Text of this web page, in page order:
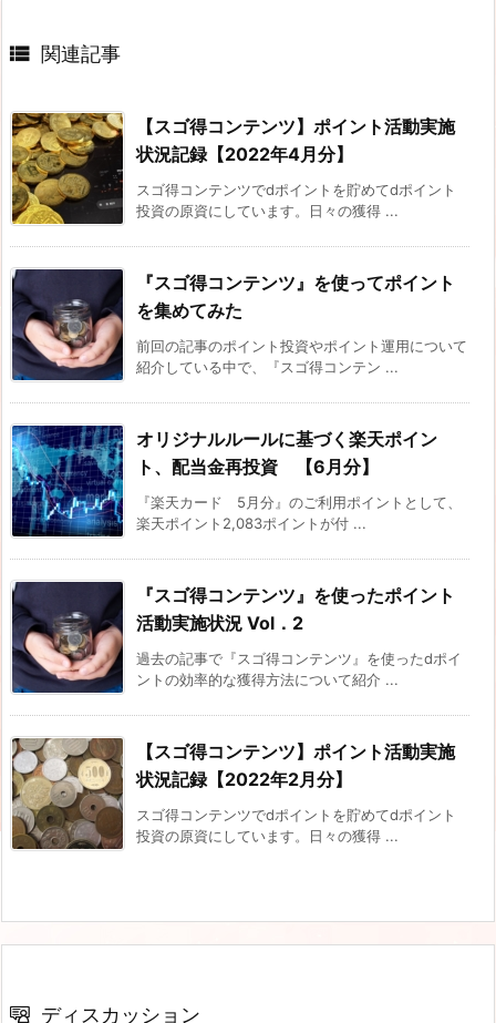
 関連記事
【スゴ得コンテンツ】ポイント活動実施
状況記録【2022年4月分】
スゴ得コンテンツでdポイントを貯めてdポイント
投資の原資にしています。日々の獲得 ...
『スゴ得コンテンツ』を使ってポイント
を集めてみた
前回の記事のポイント投資やポイント運用について
紹介している中で、『スゴ得コンテン ...
オリジナルルールに基づく楽天ポイン
ト、配当金再投資 【6月分】
『楽天カード 5月分』のご利用ポイントとして、
楽天ポイント2,083ポイントが付 ...
『スゴ得コンテンツ』を使ったポイント
活動実施状況 Vol．2
過去の記事で『スゴ得コンテンツ』を使ったdポイ
ントの効率的な獲得方法について紹介 ...
【スゴ得コンテンツ】ポイント活動実施
状況記録【2022年2月分】
スゴ得コンテンツでdポイントを貯めてdポイント
投資の原資にしています。日々の獲得 ...
ディスカッション